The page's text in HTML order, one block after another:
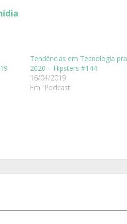
Tendências em Tecnologia pra
2020 – Hipsters #144
16/04/2019
Em "Podcast"